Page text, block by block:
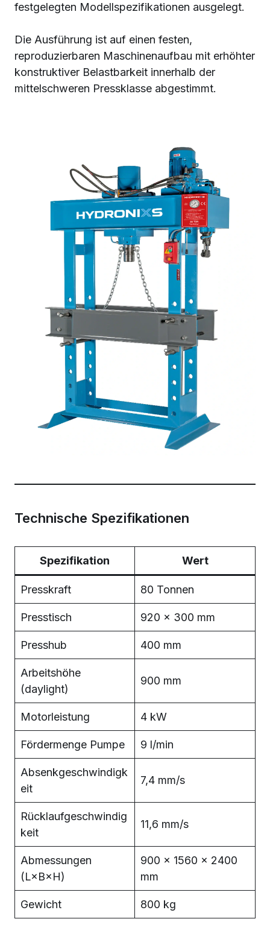
festgelegten Modellspezifikationen ausgelegt.
Die Ausführung ist auf einen festen,
reproduzierbaren Maschinenaufbau mit erhöhter
konstruktiver Belastbarkeit innerhalb der
mittelschweren Pressklasse abgestimmt.
Technische Spezifikationen
Spezifikation Wert
Presskraft 80 Tonnen
Presstisch 920 × 300 mm
Presshub 400 mm
Arbeitshöhe
(daylight)
900 mm
Motorleistung 4 kW
Fördermenge Pumpe 9 l/min
Absenkgeschwindigk
eit
7,4 mm/s
Rücklaufgeschwindig
keit
11,6 mm/s
Abmessungen
(L×B×H)
900 × 1560 × 2400
mm
Gewicht 800 kg